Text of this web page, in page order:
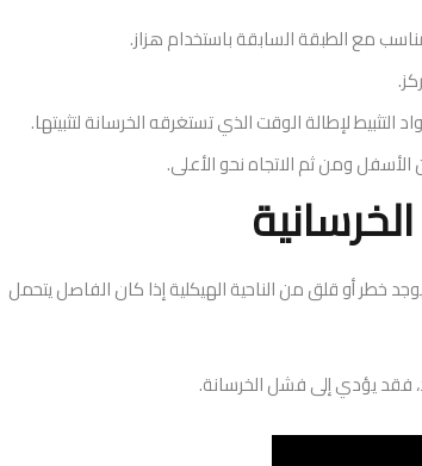
مع الطبقة السابقة باستخدام هزاز.
لإطالة الوقت الذي تستغرقه الخرسانة لتثبيتها.
الأسفل ومن ثم الاتجاه نحو الأعلى.
خطر أو قلق من الناحية الهيكلية إذا كان الفاصل يتحمل
فقد يؤدي إلى فشل الخرسانة.